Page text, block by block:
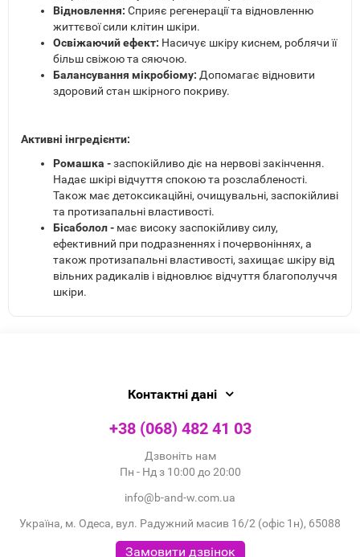
Відновлення: Сприяє регенерації та відновленню
життєвої сили клітин шкіри.
Освіжаючий ефект: Насичує шкіру киснем, роблячи її
більш свіжою та сяючою.
Балансування мікробіому: Допомагає відновити
здоровий стан шкірного покриву.
Активні інгредієнти:
Ромашка -заспокійливо діє на нервові закінчення.
Надає шкірі відчуття спокою та розслабленості.
Також має детоксикаційні, очищувальні, заспокійливі
та протизапальні властивості.
Бісаболол - має високу заспокійливу силу,
ефективний при подразненнях і почервоніннях, а
також протизапальні властивості, захищає шкіру від
вільних радикалів і відновлює відчуття благополуччя
шкіри.
Контактні дані
+38 (068) 482 41 03
Дзвоніть нам
Пн - Нд з 10:00 до 20:00
info@b-and-w.com.ua
Україна, м. Одеса, вул. Радужний масив 16/2 (офіс 1н), 65088
Замовити дзвінок